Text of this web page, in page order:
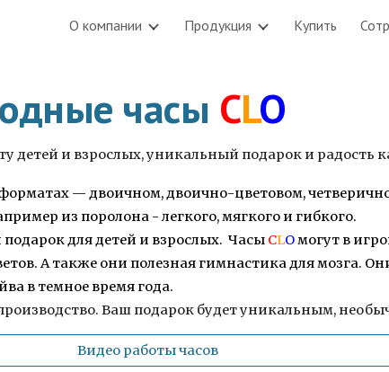
Skip to navigation
О компании Продукция Купить
часы CLO
детей и взрослых, уникальный подарок и радость
— двоичном, двоично-цветовом,
из поролона - легкого, мягкого и гибкого.
для детей и взрослых. Часы CLOмогут в
А также они полезная гимнастика для мозга.
в темное время года.
Ваш подарок будет уникальным,
Видео работы часов